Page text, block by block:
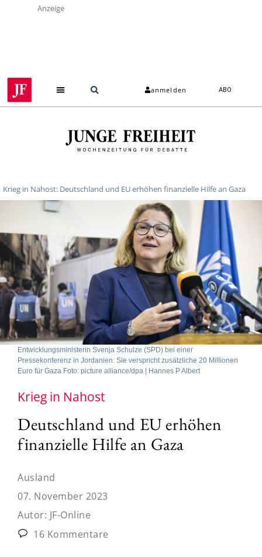
Anzeige
anmelden ABO
Krieg in Nahost: Deutschland und EU erhöhen finanzielle Hilfe an Gaza
Entwicklungsministerin Svenja Schulze (SPD) bei einer
Pressekonferenz in Jordanien: Sie verspricht zusätzliche 20 Millionen
Euro für Gaza Foto: picture alliance/dpa | Hannes P Albert
Krieg in Nahost
Deutschland und EU erhöhen
finanzielle Hilfe an Gaza
Ausland
07. November 2023
Autor: JF-Online
16 Kommentare